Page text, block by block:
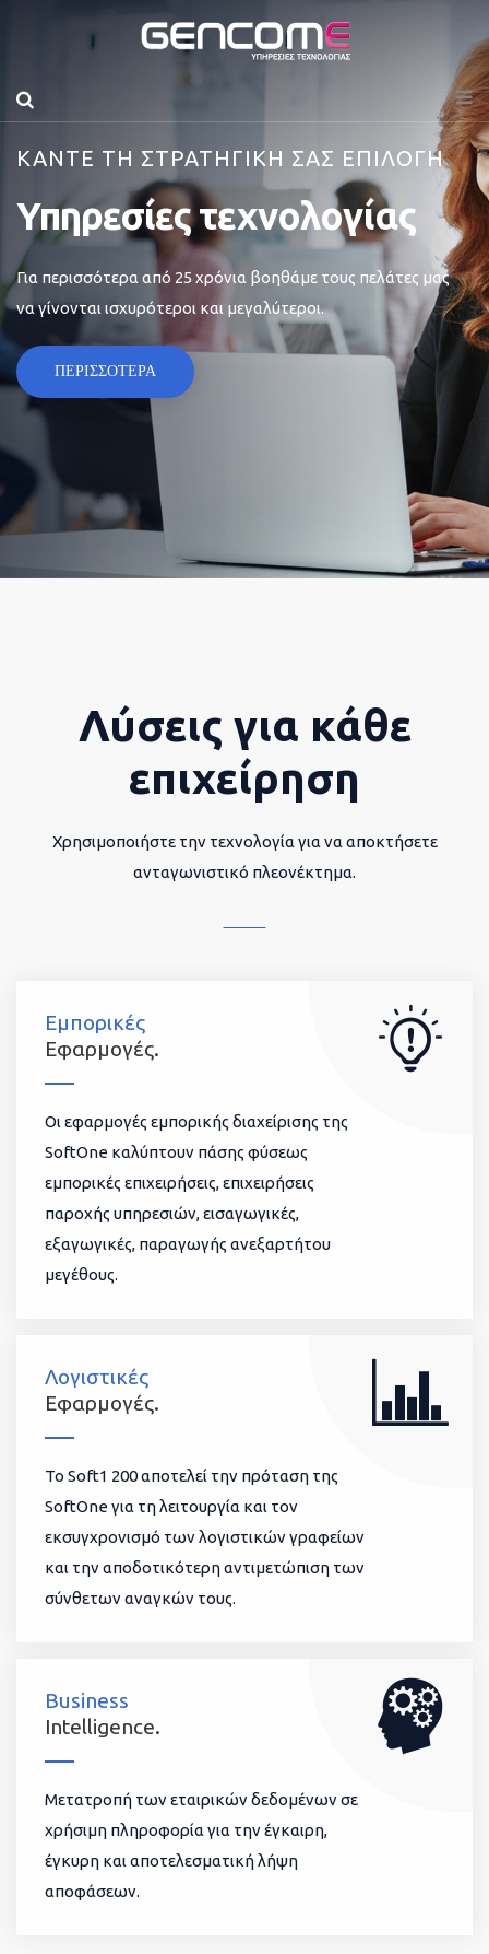
ΚΑΝΤΕ ΤΗ ΣΤΡΑΤΗΓΙΚΗ ΣΑΣ ΕΠΙΛΟΓΗ
Υπηρεσίες τεχνολογίας
Για περισσότερα από 25 χρόνια βοηθάμε τους πελάτες μας
να γίνονται ισχυρότεροι και μεγαλύτεροι.
ΠΕΡΙΣΣΟΤΕΡΑ
Λύσεις για κάθε
επιχείρηση
Χρησιμοποιήστε την τεχνολογία για να αποκτήσετε
ανταγωνιστικό πλεονέκτημα.
Εμπορικές
Εφαρμογές.
Οι εφαρμογές εμπορικής διαχείρισης της
SoftOne καλύπτουν πάσης φύσεως
εμπορικές επιχειρήσεις, επιχειρήσεις
παροχής υπηρεσιών, εισαγωγικές,
εξαγωγικές, παραγωγής ανεξαρτήτου
μεγέθους.
Λογιστικές
Εφαρμογές.
To Soft1 200 αποτελεί την πρόταση της
SoftOne για τη λειτουργία και τον
εκσυγχρονισμό των λογιστικών γραφείων
και την αποδοτικότερη αντιμετώπιση των
σύνθετων αναγκών τους.
Business
Intelligence.
Μετατροπή των εταιρικών δεδομένων σε
χρήσιμη πληροφορία για την έγκαιρη,
έγκυρη και αποτελεσματική λήψη
αποφάσεων.